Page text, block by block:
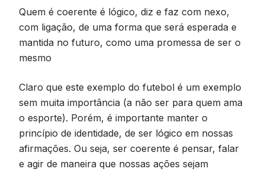
Quem é coerente é lógico, diz e faz com nexo,
com ligação, de uma forma que será esperada e
mantida no futuro, como uma promessa de ser o
mesmo
Claro que este exemplo do futebol é um exemplo
sem muita importância (a não ser para quem ama
o esporte). Porém, é importante manter o
princípio de identidade, de ser lógico em nossas
afirmações. Ou seja, ser coerente é pensar, falar
e agir de maneira que nossas ações sejam